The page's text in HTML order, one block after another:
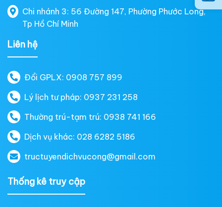
Chi nhánh 3: 56 Đường 147, Phường Phước Long,
Tp Hồ Chí Minh
Liên hệ
Đổi GPLX: 0908 757 899
Lý lịch tư pháp: 0937 231 258
Thường trú-tạm trú: 0938 741 166
Dịch vụ khác: 028 6282 5186
tructuyendichvucong@gmail.com
Thống kê truy cập